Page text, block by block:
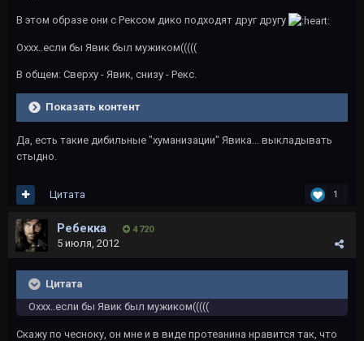
В этом образе они с Рексом дико подходят друг другу
Оххх..если бы Явик был мужиком(((((
В общем: Сверху - Явик, снизу - Рекс.
Показать контент
Да, есть такие дибильные "хуманизации" Явика... выкладывать
стыдно.
1
Цитата
Ребекка 4 720
5 июля, 2012
Цитата
Оххх..если бы Явик был мужиком(((((
Скажу по чесноку, он мне и в виде протеанина нравится так, что